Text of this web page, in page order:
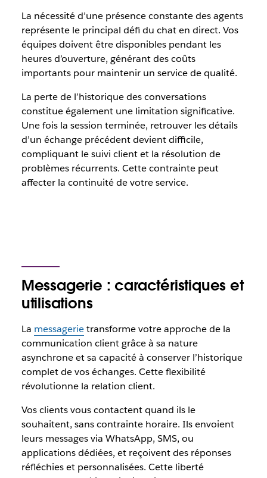
La nécessité d’une présence constante des agents
représente le principal défi du chat en direct. Vos
équipes doivent être disponibles pendant les
heures d’ouverture, générant des coûts
importants pour maintenir un service de qualité.
La perte de l’historique des conversations
constitue également une limitation significative.
Une fois la session terminée, retrouver les détails
d’un échange précédent devient difficile,
compliquant le suivi client et la résolution de
problèmes récurrents. Cette contrainte peut
affecter la continuité de votre service.
Messagerie : caractéristiques et
utilisations
La messagerietransforme votre approche de la
communication client grâce à sa nature
asynchrone et sa capacité à conserver l’historique
complet de vos échanges. Cette flexibilité
révolutionne la relation client.
Vos clients vous contactent quand ils le
souhaitent, sans contrainte horaire. Ils envoient
leurs messages via WhatsApp, SMS, ou
applications dédiées, et reçoivent des réponses
réfléchies et personnalisées. Cette liberté